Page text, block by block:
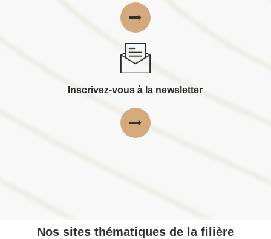
Inscrivez-vous à la newsletter
Nos sites thématiques de la filière